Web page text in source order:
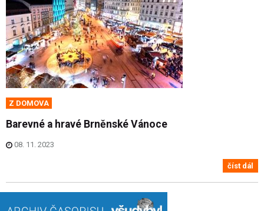
Z DOMOVA
Barevné a hravé Brněnské Vánoce
08. 11. 2023
číst dál